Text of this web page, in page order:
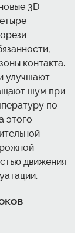
3D
контакта.
улучшают
шум при
по
этого
движения